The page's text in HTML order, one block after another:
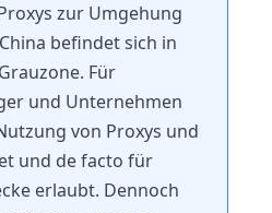
zur Umgehung
befindet sich in
Für
und Unternehmen
von Proxys und
und de facto für
erlaubt. Dennoch